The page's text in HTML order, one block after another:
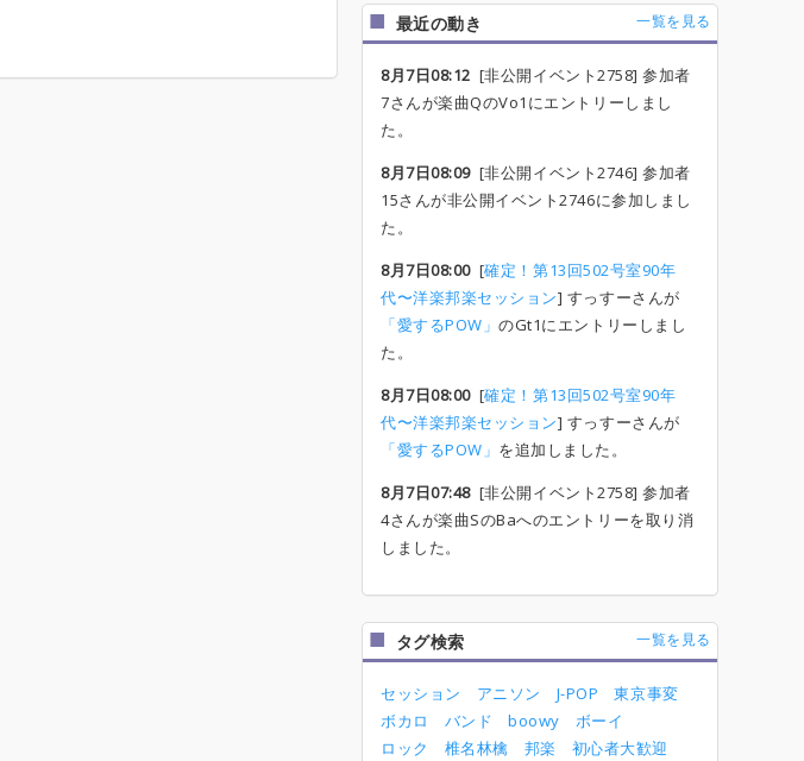
最近の動き 一覧を見る
8月7日08:12 [非公開イベント2758] 参加者
7さんが楽曲QのVo1にエントリーしまし
た。
8月7日08:09[非公開イベント2746] 参加者
15さんが非公開イベント2746に参加しまし
た。
8月7日08:00[確定！第13回502号室90年
代〜洋楽邦楽セッション] すっすーさんが
「愛するPOW」のGt1にエントリーしまし
た。
8月7日08:00[確定！第13回502号室90年
代〜洋楽邦楽セッション] すっすーさんが
「愛するPOW」 を追加しました。
8月7日07:48[非公開イベント2758] 参加者
4さんが楽曲SのBaへのエントリーを取り消
しました。
タグ検索 一覧を見る
セッション アニソン J-POP
東京事変
ボカロ
バンド boowy
ボーイ
ロック
椎名林檎 邦楽 初心者大歓迎